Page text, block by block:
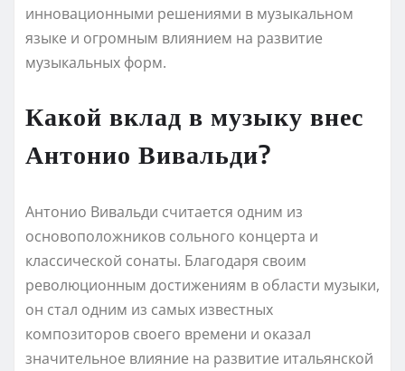
инновационными решениями в музыкальном
языке и огромным влиянием на развитие
музыкальных форм.
Какой вклад в музыку внес
Антонио Вивальди?
Антонио Вивальди считается одним из
основоположников сольного концерта и
классической сонаты. Благодаря своим
революционным достижениям в области музыки,
он стал одним из самых известных
композиторов своего времени и оказал
значительное влияние на развитие итальянской